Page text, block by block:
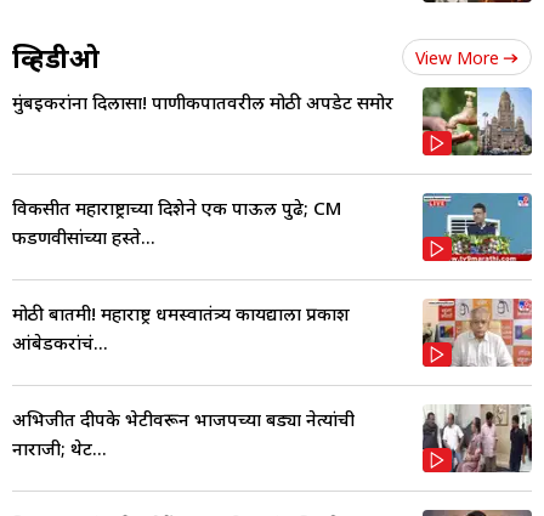
व्हिडीओ View More
मुंबईकरांना दिलासा! पाणीकपातवरील मोठी अपडेट समोर
विकसीत महाराष्ट्राच्या दिशेने एक पाऊल पुढे; CM
फडणवीसांच्या हस्ते...
मोठी बातमी! महाराष्ट्र धर्मस्वातंत्र्य कायद्याला प्रकाश
आंबेडकरांचं...
अभिजीत दीपके भेटीवरून भाजपच्या बड्या नेत्यांची
नाराजी; थेट...